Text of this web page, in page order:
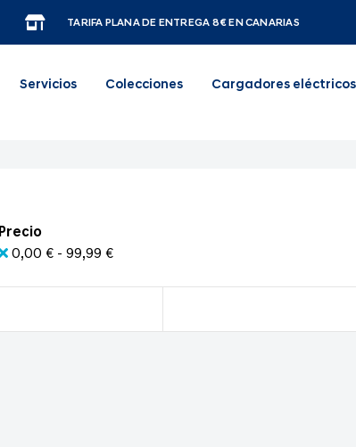
TARIFA PLANA DE ENTREGA 8€ EN CANARIAS
Servicios Colecciones Cargadores eléctricos
Precio
0,00 € - 99,99 €